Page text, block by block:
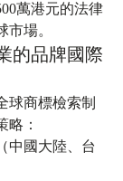
萬港元的法律
場。
的品牌國際
球商標檢索制
略：
中國大陸、台